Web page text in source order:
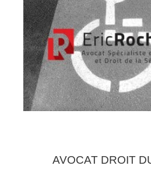
AVOCAT DROIT